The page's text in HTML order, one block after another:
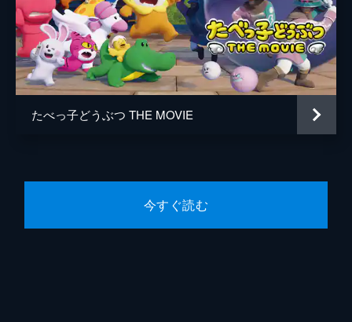
たべっ子どうぶつ THE MOVIE
今すぐ読む